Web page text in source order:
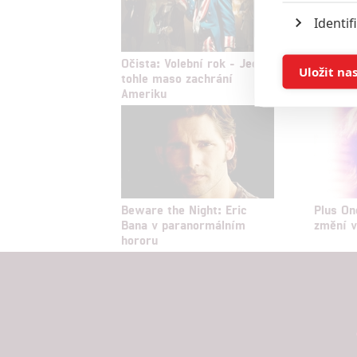
Očista: Volební rok - Jedině
tohle maso zachrání
Ameriku
Erbena
Beware the Night: Eric
Bana v paranormálním
hororu
Plus
změní
Udělením
možnost:
Poskytování
Uložit